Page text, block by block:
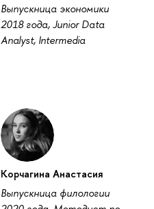
Выпускница экономики
2018 года, Junior Data
Analyst, Intermedia
Корчагина Анастасия
Выпускница филологии